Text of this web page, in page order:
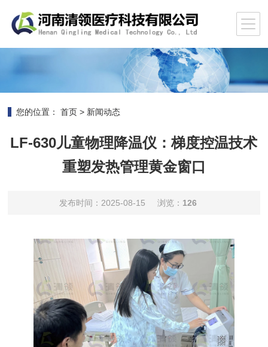
您的位置： 首页 > 新闻动态
LF-630儿童物理降温仪：梯度控温技术
重塑发热管理黄金窗口
发布时间：2025-08-15 浏览： 126